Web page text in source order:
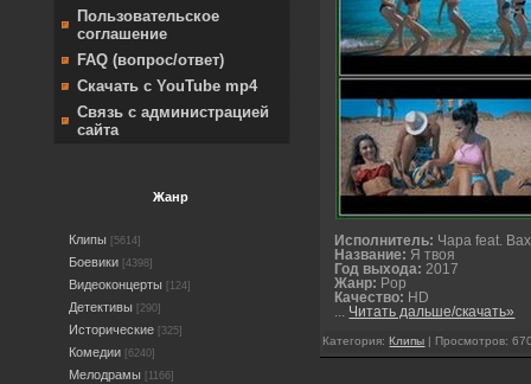
Пользовательское
соглашение
FAQ (вопрос/ответ)
Скачать с YouTube mp4
Связь с администрацией
сайта
Жанр
Клипы [5614]
Боевики [4398]
Видеоконцерты [124]
Детективы [290]
Исторические [325]
Комедии [6240]
Мелодрамы [1166]
Исполнитель: Чара feat.
Название: Я твоя
Год выхода: 2017
Жанр: Pop
Качество: HD
Читать дальше/скачать»
Категория:Клипы | Просмотров: